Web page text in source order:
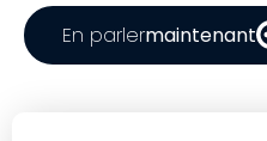
En parlermaintenant